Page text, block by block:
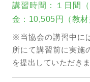
講習時間：１日間
金：10,505円（教材
※当協会の講習中に
所にて講習前に実施
を提出していただきま